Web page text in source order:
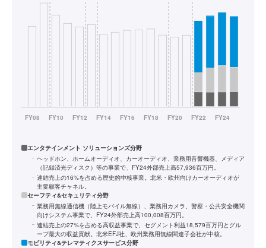
エンタテインメント ソリューションズ分野
ヘッドホン、ホームオーディオ、カーオーディオ、業務用音響機器、メディア
（記録済光ディスク）等の事業で、FY24外部売上高57,936百万円。
連結売上の16%を占める歴史的中核事業。北米・欧州向けカーオーディオが
主要顧客チャネル。
セーフティ&セキュリティ分野
業務用無線通信機（陸上モバイル無線）、業務用カメラ、警察・公共安全機関
向けシステム事業で、FY24外部売上高100,008百万円。
連結売上の27%を占める高収益事業で、セグメント利益18,579百万円とグル
ープ最大の収益貢献。北米EFJ社、欧州業務用無線関連子会社が中核。
モビリティ&テレマティクスサービス分野